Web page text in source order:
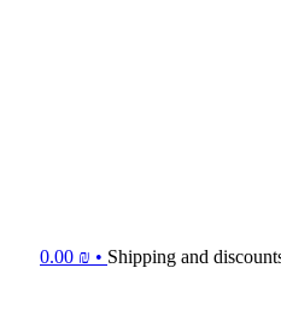
Shipping and
0.00 ₪